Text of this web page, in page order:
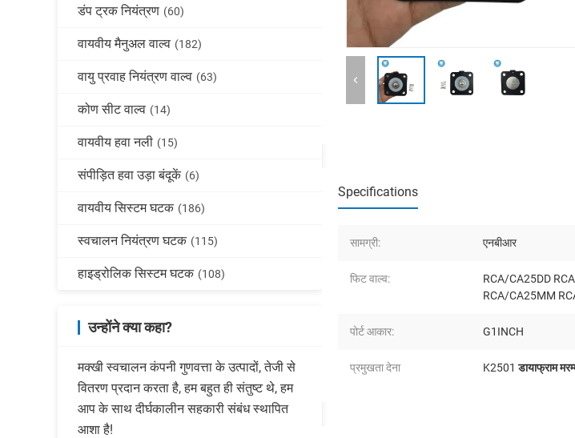
डंप ट्रक नियंत्रण (60)
वायवीय मैनुअल वाल्व (182)
वायु प्रवाह नियंत्रण वाल्व (63)
कोण सीट वाल्व (14)
वायवीय हवा नली (15)
संपीड़ित हवा उड़ा बंदूकें (6)
वायवीय सिस्टम घटक (186)
स्वचालन नियंत्रण घटक (115)
हाइड्रोलिक सिस्टम घटक (108)
उन्होंने क्या कहा?
मक्खी स्वचालन कंपनी गुणवत्ता के उत्पादों, तेजी से
वितरण प्रदान करता है, हम बहुत ही संतुष्ट थे, हम
आप के साथ दीर्घकालीन सहकारी संबंध स्थापित
आशा है!
Specifications
सामग्री: एनबीआर
फिट वाल्व:
RCA/CA25DD
RCA/CA25MM
पोर्ट आकार: G1INCH
प्रमुखता देना K2501 डायाफ्राम